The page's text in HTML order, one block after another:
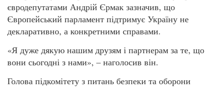
євродепутатами Андрій Єрмак зазначив, що
Європейський парламент підтримує Україну не
декларативно, а конкретними справами.
«Я дуже дякую нашим друзям і партнерам за те, що
вони сьогодні з нами», – наголосив він.
Голова підкомітету з питань безпеки та оборони